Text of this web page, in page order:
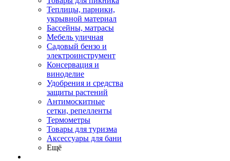
Теплицы, парники,
укрывной материал
Бассейны, матрасы
Мебель уличная
Садовый бензо и
электроинструмент
Консервация и
виноделие
Удобрения и средства
защиты растений
Антимоскитные
сетки, репелленты
Термометры
Товары для туризма
Аксессуары для бани
Ещё